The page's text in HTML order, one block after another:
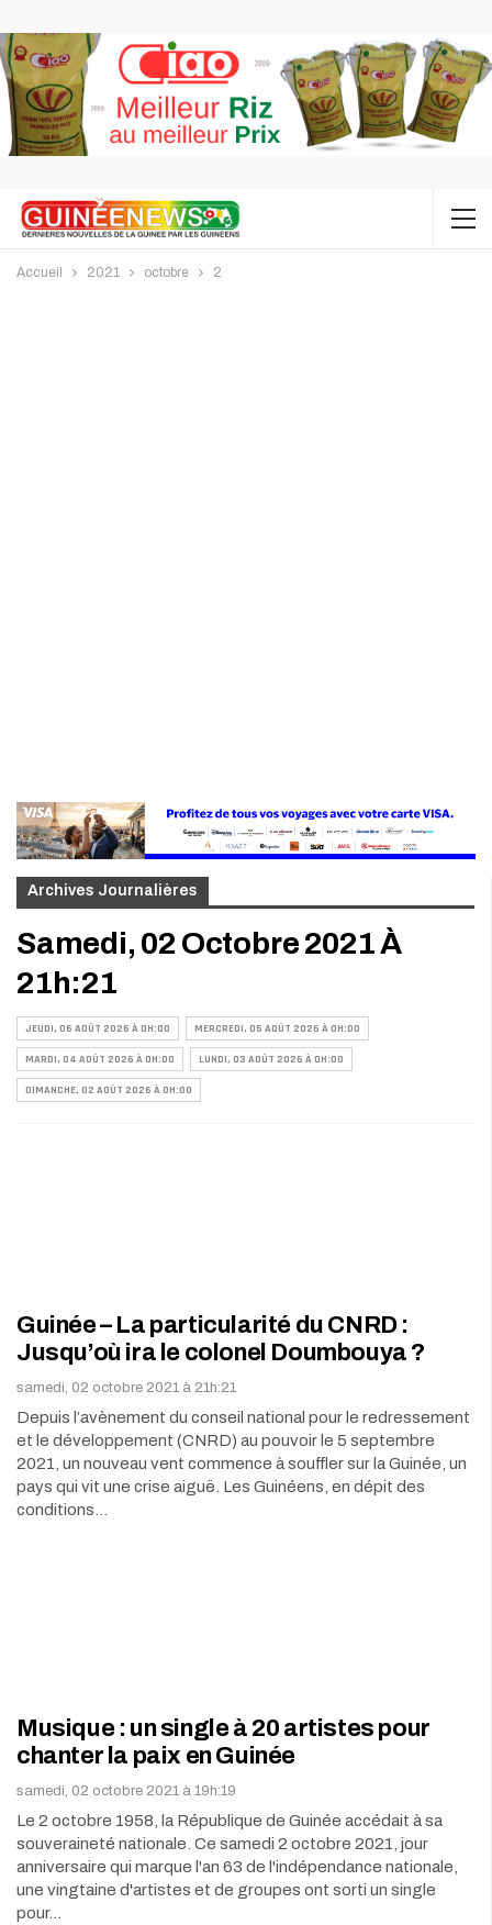
Accueil 2021 octobre 2
Archives Journalières
Samedi, 02 Octobre 2021 À
21h:21
JEUDI, 06 AOÛT 2026 À 0H:00 MERCREDI, 05 AOÛT 2026 À 0H:00
MARDI, 04 AOÛT 2026 À 0H:00 LUNDI, 03 AOÛT 2026 À 0H:00
DIMANCHE, 02 AOÛT 2026 À 0H:00
Guinée – La particularité du CNRD :
Jusqu’où ira le colonel Doumbouya ?
samedi, 02 octobre 2021 à 21h:21
Depuis l’avènement du conseil national pour le redressement
et le développement (CNRD) au pouvoir le 5 septembre
2021, un nouveau vent commence à souffler sur la Guinée, un
pays qui vit une crise aiguë. Les Guinéens, en dépit des
conditions…
Musique : un single à 20 artistes pour
chanter la paix en Guinée
samedi, 02 octobre 2021 à 19h:19
Le 2 octobre 1958, la République de Guinée accédait à sa
souveraineté nationale. Ce samedi 2 octobre 2021, jour
anniversaire qui marque l'an 63 de l'indépendance nationale,
une vingtaine d'artistes et de groupes ont sorti un single
pour…